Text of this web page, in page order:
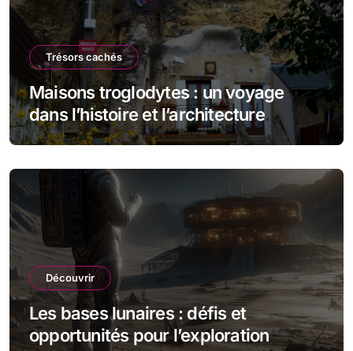
Trésors cachés
Maisons troglodytes : un voyage
dans l’histoire et l’architecture
souterraine
Découvrir
Les bases lunaires : défis et
opportunités pour l’exploration